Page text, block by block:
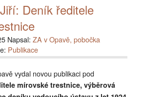
Deník ředitele
Napsal: ZA v Opavě, pobočka
Publikace
vydal novou publikaci pod
mírovské trestnice, výběrová